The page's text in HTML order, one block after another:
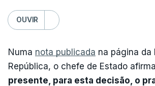
OUVIR
Numa nota publicada na página da
República, o chefe de Estado
presente, para esta decisão, o